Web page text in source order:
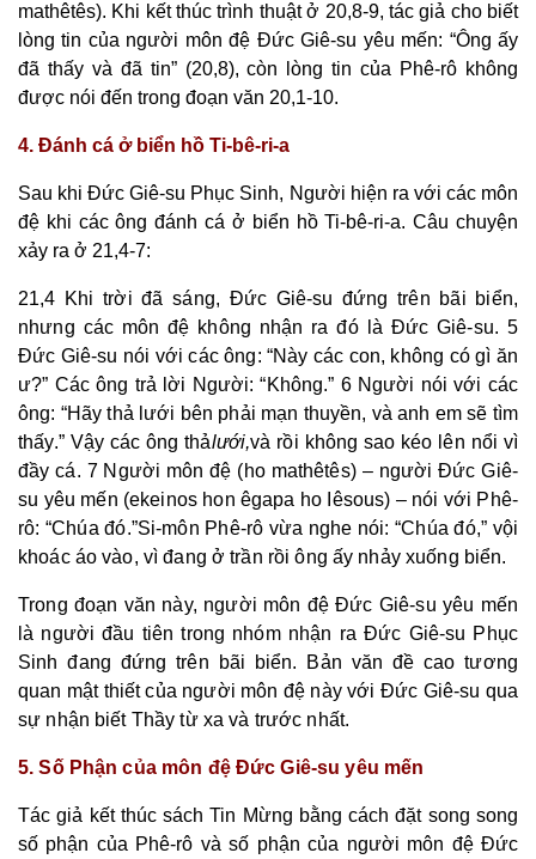
mathêtês). Khi kết thúc trình thuật ở 20,8-9, tác giả cho biết
lòng tin của người môn đệ Đức Giê-su yêu mến: “Ông ấy
đã thấy và đã tin” (20,8), còn lòng tin của Phê-rô không
được nói đến trong đoạn văn 20,1-10.
4. Đánh cá ở biển hồ Ti-bê-ri-a
Sau khi Đức Giê-su Phục Sinh, Người hiện ra với các môn
đệ khi các ông đánh cá ở biển hồ Ti-bê-ri-a. Câu chuyện
xảy ra ở 21,4-7:
21,4 Khi trời đã sáng, Đức Giê-su đứng trên bãi biển,
nhưng các môn đệ không nhận ra đó là Đức Giê-su. 5
Đức Giê-su nói với các ông: “Này các con, không có gì ăn
ư?” Các ông trả lời Người: “Không.” 6 Người nói với các
ông: “Hãy thả lưới bên phải mạn thuyền, và anh em sẽ tìm
thấy.” Vậy các ông thảlưới,và rồi không sao kéo lên nổi vì
đầy cá. 7 Người môn đệ (ho mathêtês) – người Đức Giê-
su yêu mến (ekeinos hon êgapa ho Iêsous) – nói với Phê-
rô: “Chúa đó.”Si-môn Phê-rô vừa nghe nói: “Chúa đó,” vội
khoác áo vào, vì đang ở trần rồi ông ấy nhảy xuống biển.
Trong đoạn văn này, người môn đệ Đức Giê-su yêu mến
là người đầu tiên trong nhóm nhận ra Đức Giê-su Phục
Sinh đang đứng trên bãi biển. Bản văn đề cao tương
quan mật thiết của người môn đệ này với Đức Giê-su qua
sự nhận biết Thầy từ xa và trước nhất.
5. Số Phận của môn đệ Đức Giê-su yêu mến
Tác giả kết thúc sách Tin Mừng bằng cách đặt song song
số phận của Phê-rô và số phận của người môn đệ Đức